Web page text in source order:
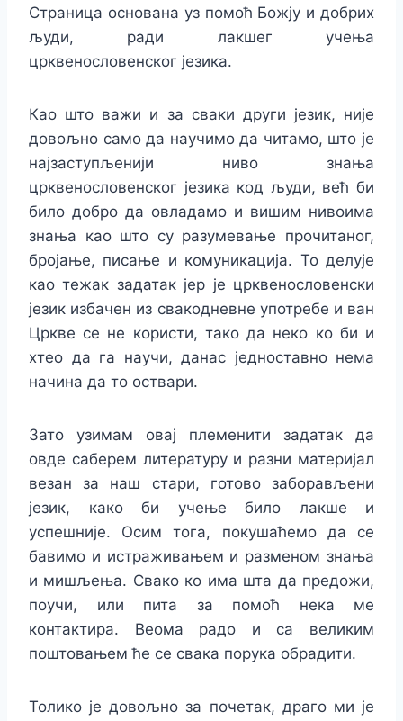
Страница основана уз помоћ Божју и добрих
људи, ради лакшег учења
црквенословенског језика.
Као што важи и за сваки други језик, није
довољно само да научимо да читамо, што је
најзаступљенији ниво знања
црквенословенског језика код људи, већ би
било добро да овладамо и вишим нивоима
знања као што су разумевање прочитаног,
бројање, писање и комуникација. То делује
као тежак задатак јер је црквенословенски
језик избачен из свакодневне употребе и ван
Цркве се не користи, тако да неко ко би и
хтео да га научи, данас једноставно нема
начина да то оствари.
Зато узимам овај племенити задатак да
овде саберем литературу и разни материјал
везан за наш стари, готово заборављени
језик, како би учење било лакше и
успешније. Осим тога, покушаћемо да се
бавимо и истраживањем и разменом знања
и мишљења. Свако ко има шта да предожи,
поучи, или пита за помоћ нека ме
контактира. Веома радо и са великим
поштовањем ће се свака порука обрадити.
Толико је довољно за почетак, драго ми је